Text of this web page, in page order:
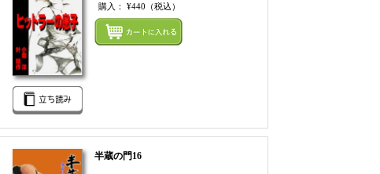
まとめてカートにいれる
購入：¥440 （税込）
半蔵の門16